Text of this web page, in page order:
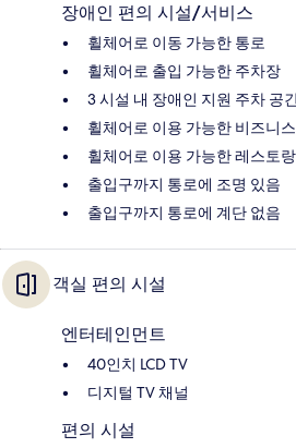
장애인 편의 시설/서비스
휠체어로 이동 가능한 통로
휠체어로 출입 가능한 주차장
3 시설 내 장애인 지원 주차 공
휠체어로 이용 가능한 비즈니
휠체어로 이용 가능한 레스토랑
출입구까지 통로에 조명 있음
출입구까지 통로에 계단 없음
객실 편의 시설
엔터테인먼트
40인치 LCD TV
디지털 TV 채널
편의 시설